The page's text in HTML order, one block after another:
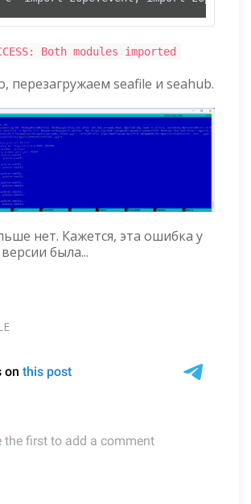
Both modules imported
перезагружаем seafile и seahub.
нет. Кажется, эта ошибка у
была...